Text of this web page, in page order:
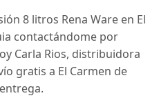
8 litros Rena Ware en El
contactándome por
Carla Rios, distribuidora
gratis a El Carmen de